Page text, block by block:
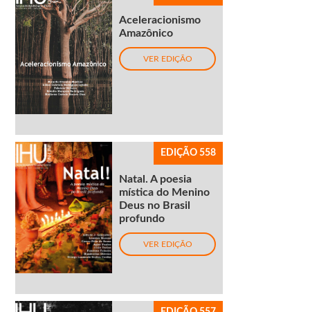
Aceleracionismo
Amazônico
VER EDIÇÃO
EDIÇÃO 558
Natal. A poesia
mística do Menino
Deus no Brasil
profundo
VER EDIÇÃO